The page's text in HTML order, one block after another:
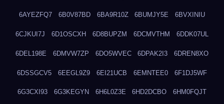
6AYEZFQ7 6B0V87BD 6BA9R10Z 6BUMJY5E 6BVXINIU
6CJKUI7J 6D1OSCXH 6D8BUPZM 6DCMVTHM 6DDK07UL
6DEL198E 6DMVW7ZP 6DO5WVEC 6DPAK2I3 6DREN8XO
6DSSGCV5 6EEGL9Z9 6EI21UCB 6EMNTEE0 6F1DJ5WF
6G3CXI93 6G3KEGYN 6H6L0Z3E 6HD2DCBO 6HM0FQJT